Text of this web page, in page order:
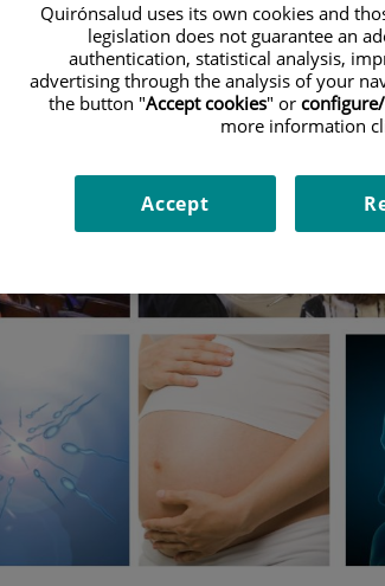
Quirónsalud uses its own cookies and
legislation does not guarantee an
authentication, statistical analysis,
advertising through the analysis of your
the button "Accept cookies" or
more information
Accept